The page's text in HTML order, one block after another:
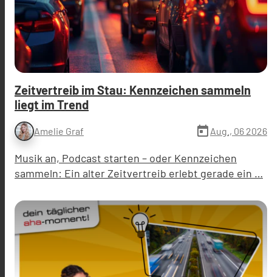
Zeitvertreib im Stau: Kennzeichen sammeln
liegt im Trend
Amelie Graf today Aug., 06 2026
Musik an, Podcast starten – oder Kennzeichen
sammeln: Ein alter Zeitvertreib erlebt gerade ein …